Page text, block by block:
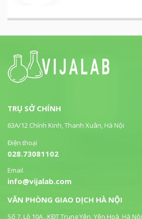
TRỤ SỞ CHÍNH
63A/12 Chính Kinh, Thanh Xuân, Hà Nội
Điện thoại
028.73081102
Email
info@vijalab.com
VĂN PHÒNG GIAO DỊCH HÀ NỘI
Số 7, Lô 10A , KĐT Trung Yên, Yên Hoà, Hà Nội